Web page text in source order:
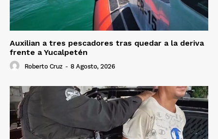
Auxilian a tres pescadores tras quedar a la deriva
frente a Yucalpetén
Roberto Cruz - 8 Agosto, 2026